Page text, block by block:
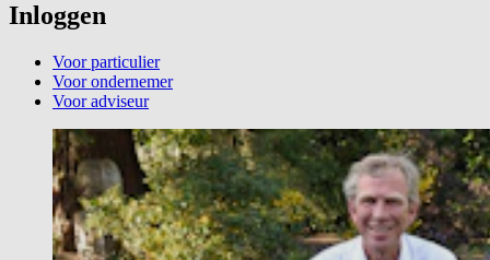
Inloggen
Voor particulier
Voor ondernemer
Voor adviseur